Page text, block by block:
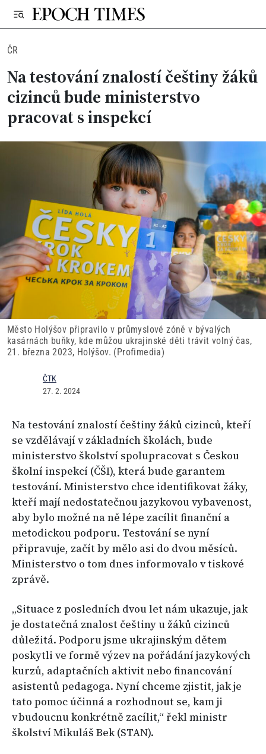
ČR
Na testování znalostí češtiny žáků
cizinců bude ministerstvo
pracovat s inspekcí
Město Holýšov připravilo v průmyslové zóně v bývalých
kasárnách buňky, kde můžou ukrajinské děti trávit volný čas,
21. března 2023, Holýšov. (Profimedia)
ČTK
27. 2. 2024
Na testování znalostí češtiny žáků cizinců, kteří
se vzdělávají v základních školách, bude
ministerstvo školství spolupracovat s Českou
školní inspekcí (ČŠI), která bude garantem
testování. Ministerstvo chce identifikovat žáky,
kteří mají nedostatečnou jazykovou vybavenost,
aby bylo možné na ně lépe zacílit finanční a
metodickou podporu. Testování se nyní
připravuje, začít by mělo asi do dvou měsíců.
Ministerstvo o tom dnes informovalo v tiskové
zprávě.
„Situace z posledních dvou let nám ukazuje, jak
je dostatečná znalost češtiny u žáků cizinců
důležitá. Podporu jsme ukrajinským dětem
poskytli ve formě výzev na pořádání jazykových
kurzů, adaptačních aktivit nebo financování
asistentů pedagoga. Nyní chceme zjistit, jak je
tato pomoc účinná a rozhodnout se, kam ji
v budoucnu konkrétně zacílit,“ řekl ministr
školství Mikuláš Bek (STAN).